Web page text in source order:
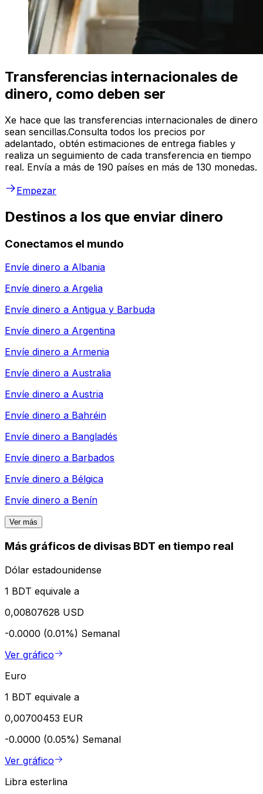
Transferencias internacionales de
dinero, como deben ser
Xe hace que las transferencias internacionales de dinero
sean sencillas.Consulta todos los precios por
adelantado, obtén estimaciones de entrega fiables y
realiza un seguimiento de cada transferencia en tiempo
real. Envía a más de 190 países en más de 130 monedas.
Empezar
Destinos a los que enviar dinero
Conectamos el mundo
Envíe dinero a Albania
Envíe dinero a Argelia
Envíe dinero a Antigua y Barbuda
Envíe dinero a Argentina
Envíe dinero a Armenia
Envíe dinero a Australia
Envíe dinero a Austria
Envíe dinero a Bahréin
Envíe dinero a Bangladés
Envíe dinero a Barbados
Envíe dinero a Bélgica
Envíe dinero a Benín
Ver más
Más gráficos de divisas BDT en tiempo real
Dólar estadounidense
1 BDT equivale a
0,00807628 USD
-0.0000 (0.01%) Semanal
Ver gráfico
Euro
1 BDT equivale a
0,00700453 EUR
-0.0000 (0.05%) Semanal
Ver gráfico
Libra esterlina